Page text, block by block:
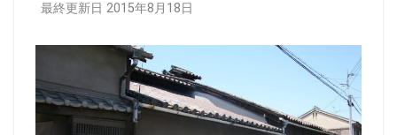
最終更新日 2015年8月18日